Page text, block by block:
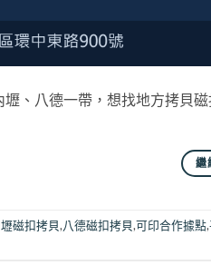
、八德一帶，想找地方拷貝
繼
磁扣拷貝,八德磁扣拷貝,可印合作據點,